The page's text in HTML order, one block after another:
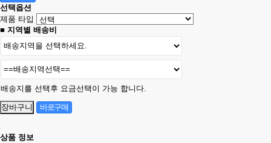
선택옵션
제품 타입
■ 지역별 배송비
배송지를 선택후 요금선택이 가능 합니다.
상품 정보